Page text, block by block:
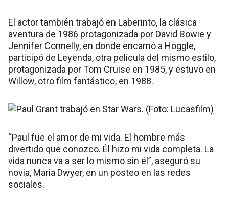
El actor también trabajó en Laberinto, la clásica
aventura de 1986 protagonizada por David Bowie y
Jennifer Connelly, en donde encarnó a Hoggle,
participó de Leyenda, otra película del mismo estilo,
protagonizada por Tom Cruise en 1985, y estuvo en
Willow, otro film fantástico, en 1988.
“Paul fue el amor de mi vida. El hombre más
divertido que conozco. Él hizo mi vida completa. La
vida nunca va a ser lo mismo sin él”, aseguró su
novia, Maria Dwyer, en un posteo en las redes
sociales.